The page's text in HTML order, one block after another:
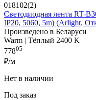
018102(2)
Светодиодная лента RT-
IP20, 5060, 5m) (Arlight,
Произведено в Беларуси
Warm | Тёплый 2400 K
77805
₽/м
Нет в наличии
Под заказ